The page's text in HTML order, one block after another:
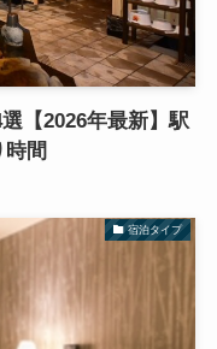
【2026年最新】駅
間
宿泊タイプ